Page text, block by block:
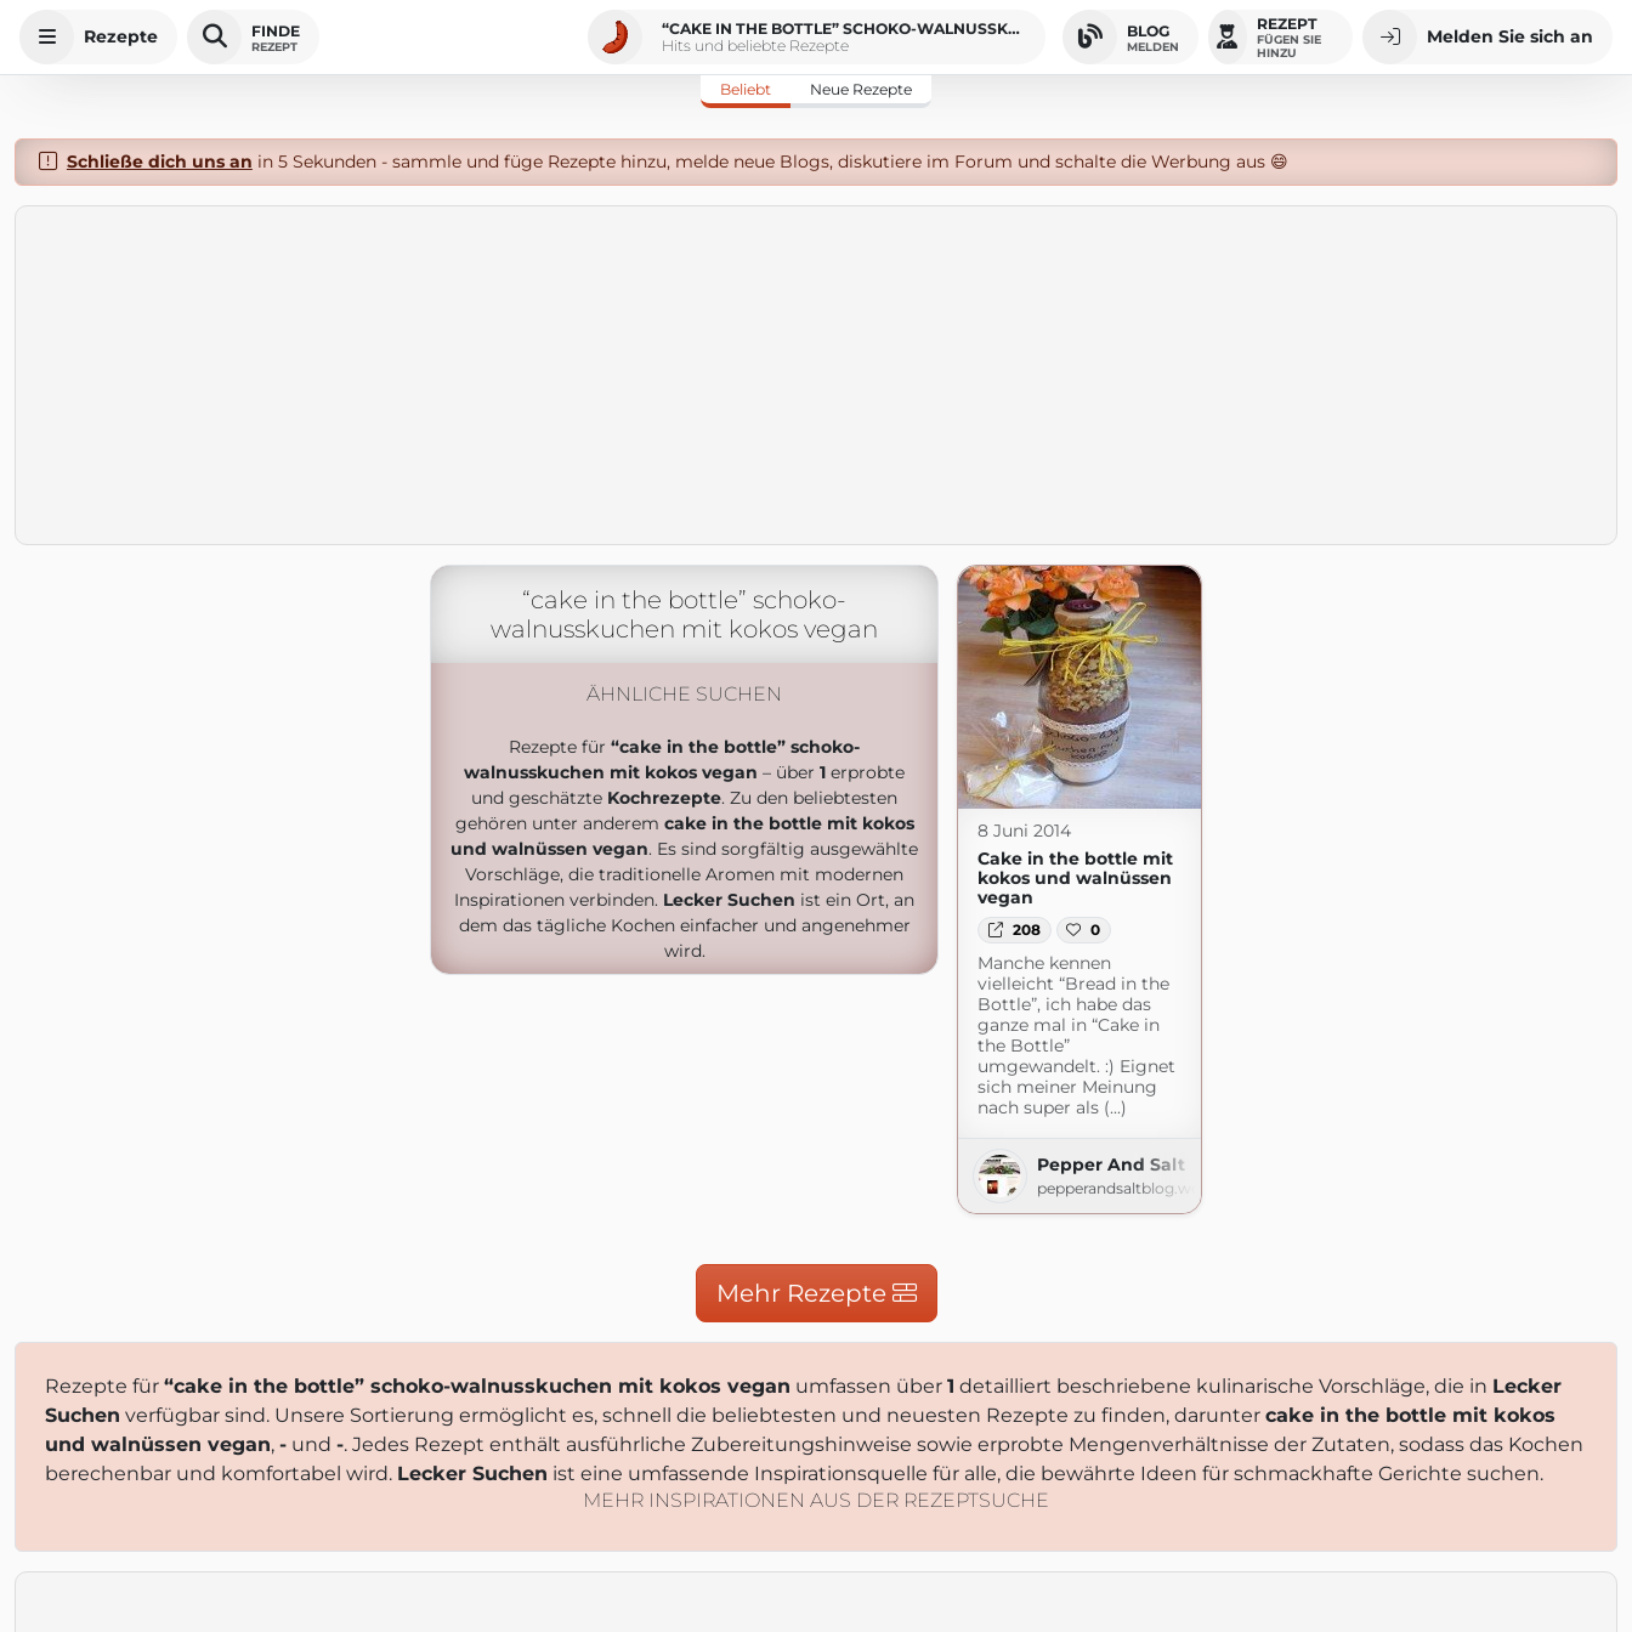
Rezepte FINDE
REZEPT
“CAKE IN THE BOTTLE” SCHOKO-WALNUSSKUCHEN MIT KOKOS VEGAN
Hits und beliebte Rezepte
BLOG
MELDEN
REZEPT
FÜGEN SIE
HINZU
Melden Sie sich an
Beliebt Neue Rezepte
Schließe dich uns an in 5 Sekunden - sammle und füge Rezepte hinzu, melde neue Blogs, diskutiere im Forum und schalte die Werbung aus 😄
“cake in the bottle” schoko-
walnusskuchen mit kokos vegan
ÄHNLICHE SUCHEN
Rezepte für “cake in the bottle” schoko-
walnusskuchen mit kokos vegan – über 1 erprobte
und geschätzte Kochrezepte. Zu den beliebtesten
gehören unter anderem cake in the bottle mit kokos
und walnüssen vegan. Es sind sorgfältig ausgewählte
Vorschläge, die traditionelle Aromen mit modernen
Inspirationen verbinden. Lecker Suchen ist ein Ort, an
dem das tägliche Kochen einfacher und angenehmer
wird.
8 Juni 2014
Cake in the bottle mit
kokos und walnüssen
vegan
208 0
Manche kennen
vielleicht “Bread in the
Bottle”, ich habe das
ganze mal in “Cake in
the Bottle”
umgewandelt. :) Eignet
sich meiner Meinung
nach super als (...)
Pepper And Salt
pepperandsaltblog.wordpress.com
Mehr Rezepte
Rezepte für “cake in the bottle” schoko-walnusskuchen mit kokos vegan umfassen über 1 detailliert beschriebene kulinarische Vorschläge, die in Lecker
Suchen verfügbar sind. Unsere Sortierung ermöglicht es, schnell die beliebtesten und neuesten Rezepte zu finden, darunter cake in the bottle mit kokos
und walnüssen vegan, - und -. Jedes Rezept enthält ausführliche Zubereitungshinweise sowie erprobte Mengenverhältnisse der Zutaten, sodass das Kochen
berechenbar und komfortabel wird. Lecker Suchen ist eine umfassende Inspirationsquelle für alle, die bewährte Ideen für schmackhafte Gerichte suchen.
MEHR INSPIRATIONEN AUS DER REZEPTSUCHE